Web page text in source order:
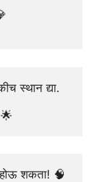
स्थान द्या.
शकता! 🧠